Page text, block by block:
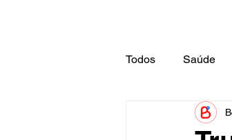
Todos Saúde
Informe